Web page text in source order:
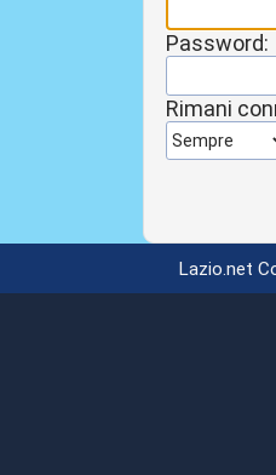
Password:
Rimani
Lazio.net